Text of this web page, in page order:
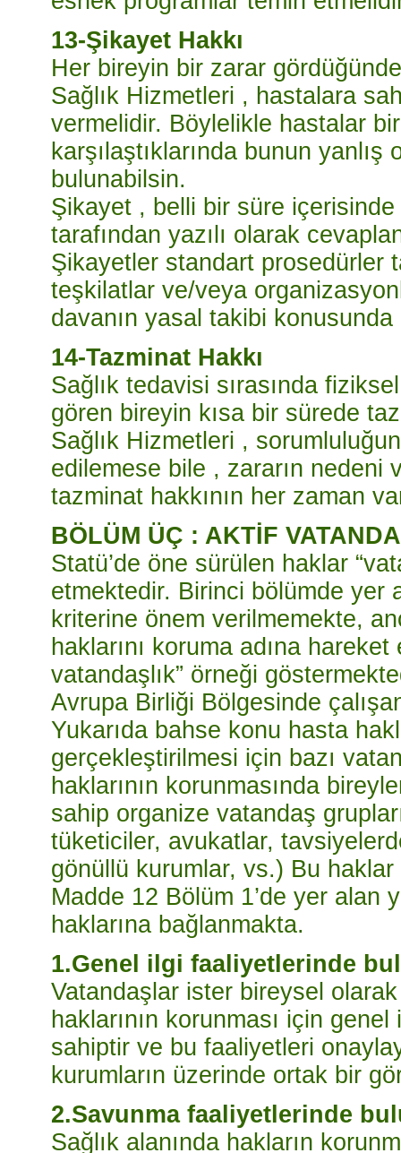
13-Şikayet Hakkı
Her bireyin bir zarar
Sağlık Hizmetleri , hastalara
vermelidir. Böylelikle hastalar
karşılaştıklarında bunun
bulunabilsin.
Şikayet , belli bir süre
tarafından yazılı olarak
Şikayetler standart prosedürler
teşkilatlar ve/veya
davanın yasal takibi
14-Tazminat Hakkı
Sağlık tedavisi sırasında
gören bireyin kısa bir sürede
Sağlık Hizmetleri ,
edilemese bile , zararın nedeni
tazminat hakkının her zaman
BÖLÜM ÜÇ : AKTİF
Statü’de öne sürülen haklar
etmektedir. Birinci bölümde yer
kriterine önem verilmemekte,
haklarını koruma adına
vatandaşlık” örneği
Avrupa Birliği Bölgesinde
Yukarıda bahse konu hasta
gerçekleştirilmesi için bazı
haklarının korunmasında
sahip organize vatandaş
tüketiciler, avukatlar,
gönüllü kurumlar, vs.) Bu
Madde 12 Bölüm 1’de yer alan
haklarına bağlanmakta.
1.Genel ilgi faaliyetlerinde
Vatandaşlar ister bireysel
haklarının korunması için
sahiptir ve bu faaliyetleri
kurumların üzerinde ortak bir
2.Savunma faaliyetlerinde
Sağlık alanında hakların